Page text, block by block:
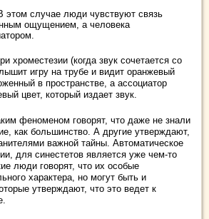
этом случае люди чувствуют связь
ощущением, а человека
хроместезии (когда звук сочетается со
игру на трубе и видит оранжевый
в пространстве, а ассоциатор
цвет, который издает звук.
феноменом говорят, что даже не знали
как большинство. А другие утверждают,
важной тайны. Автоматическое
для синестетов является уже чем-то
люди говорят, что их особые
характера, но могут быть и
утверждают, что это ведет к